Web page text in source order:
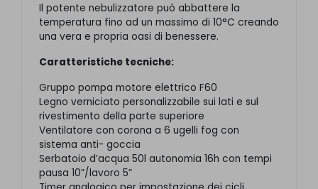
Il potente nebulizzatore può abbattere la
temperatura fino ad un massimo di 10°C creando
una vera e propria oasi di benessere.
Caratteristiche tecniche:
Gruppo pompa motore elettrico F60
Legno verniciato personalizzabile sui lati e sul
rivestimento della parte superiore
Ventilatore con corona a 6 ugelli fog con
sistema anti- goccia
Serbatoio d’acqua 50l autonomia 16h con tempi
pausa 10”/lavoro 5”